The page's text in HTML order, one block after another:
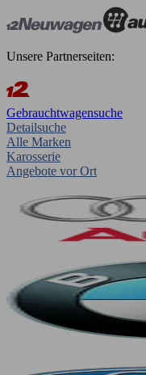
Unsere Partnerseiten:
Gebrauchtwagensuche
Detailsuche
Alle Marken
Karosserie
Angebote vor Ort